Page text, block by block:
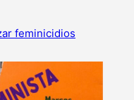
feminicidios